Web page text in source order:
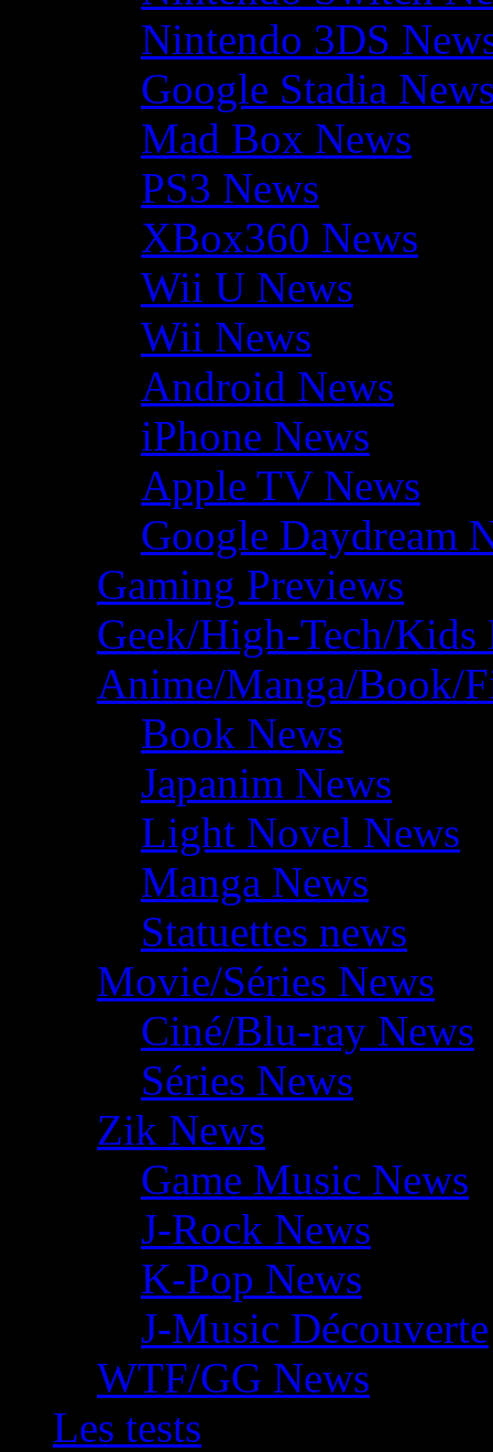
Nintendo 3DS
Google Stadia
Mad Box News
PS3 News
XBox360 News
Wii U News
Wii News
Android News
iPhone News
Apple TV News
Google Daydream
Gaming Previews
Geek/High-Tech/Kids
Anime/Manga/Book/
Book News
Japanim News
Light Novel News
Manga News
Statuettes news
Movie/Séries News
Ciné/Blu-ray News
Séries News
Zik News
Game Music News
J-Rock News
K-Pop News
J-Music Découverte
WTF/GG News
Les tests